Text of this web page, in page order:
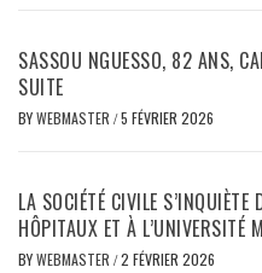
SASSOU NGUESSO, 82 ANS,
SUITE
BYWEBMASTER /5 FÉVRIER 2026
LA SOCIÉTÉ CIVILE
HÔPITAUX ET À L’UNIVERSITÉ
BYWEBMASTER /2 FÉVRIER 2026